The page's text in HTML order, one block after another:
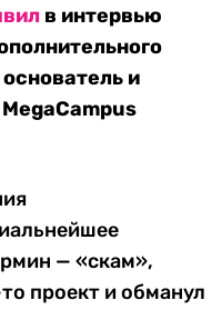
в интервью
и
— «скам»,
проект и обманул